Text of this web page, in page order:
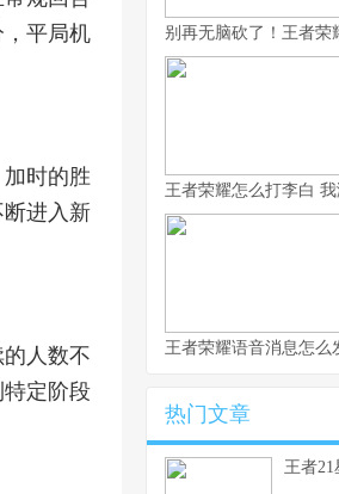
平局机
时的胜
进入新
人数不
定阶段
别再无脑砍了！王者荣
王者荣耀怎么打李白
王者荣耀语音消息怎么
热门文章
王者